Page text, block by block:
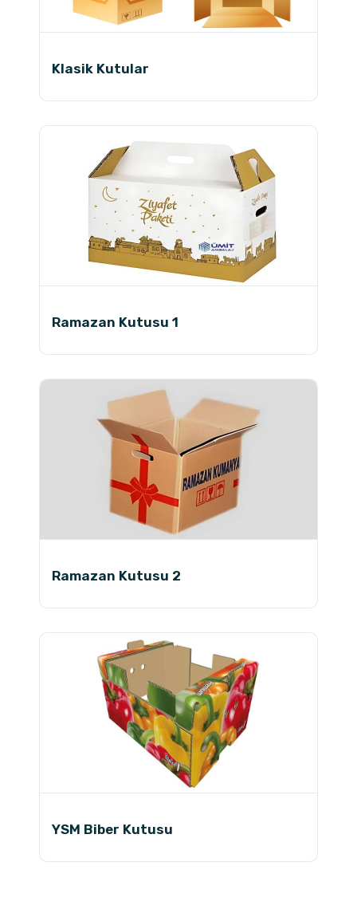
Klasik Kutular
Ramazan Kutusu 1
Ramazan Kutusu 2
YSM Biber Kutusu